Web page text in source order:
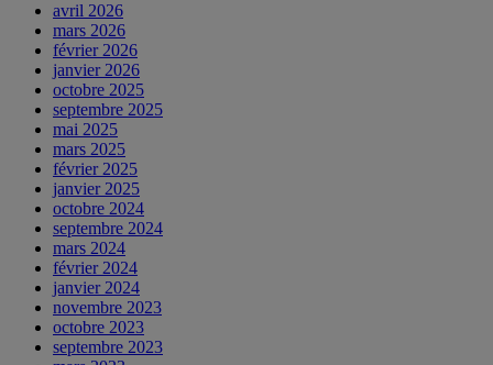
avril 2026
mars 2026
février 2026
janvier 2026
octobre 2025
septembre 2025
mai 2025
mars 2025
février 2025
janvier 2025
octobre 2024
septembre 2024
mars 2024
février 2024
janvier 2024
novembre 2023
octobre 2023
septembre 2023